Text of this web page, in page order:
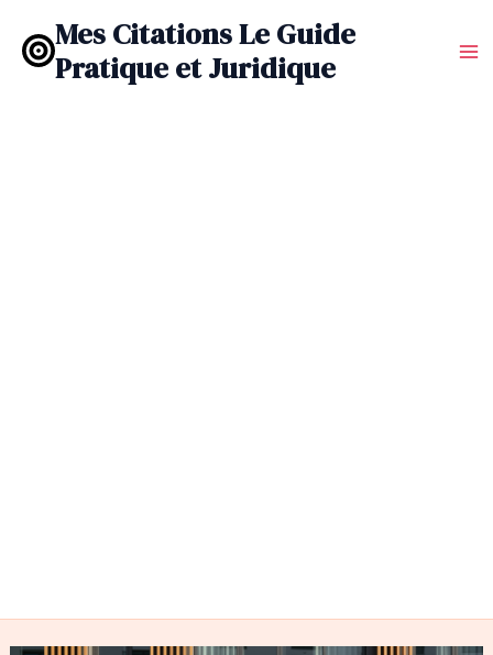
contenu
Mes Citations Le Guide
Pratique et Juridique